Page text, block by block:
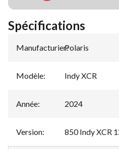
Spécifications
Manufacturier:
Polaris
Modèle: Indy XCR
Année: 2024
Version: 850 Indy XCR